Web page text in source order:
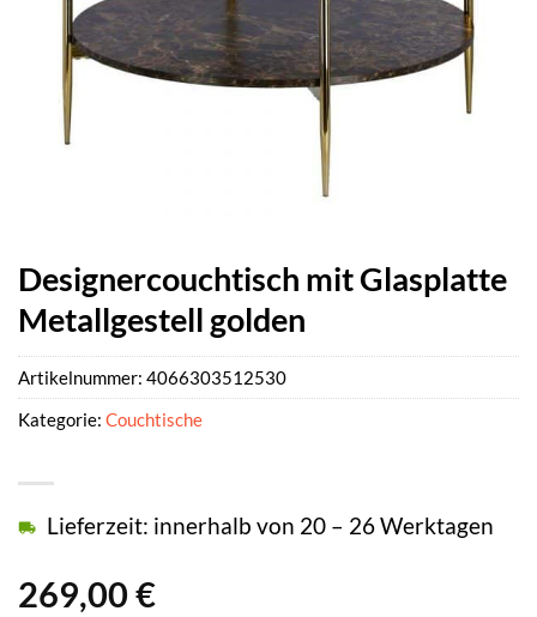
Designercouchtisch mit Glasplatte
Metallgestell golden
269,00 €
Lieferzeit: innerhalb von 20 – 26 Werktagen
Artikelnummer: 4066303512530
Kategorie: Couchtische